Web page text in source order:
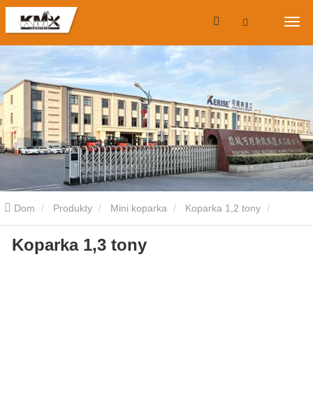
Dom Produkty Mini koparka Koparka 1,2 tony
Koparka 1,3 tony
Koparka 1,3 tony